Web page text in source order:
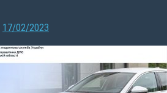
17/02/2023